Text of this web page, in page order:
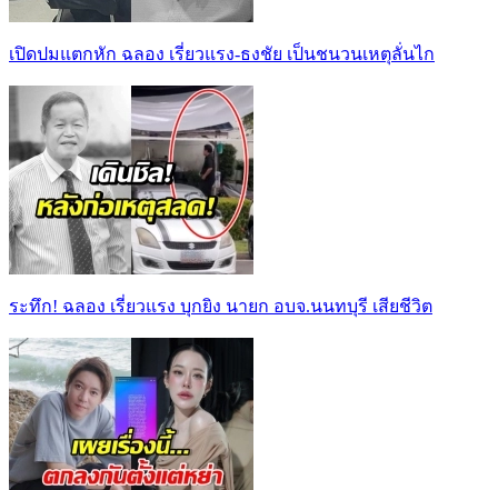
เปิดปมแตกหัก ฉลอง เรี่ยวแรง-ธงชัย เป็นชนวนเหตุลั่นไก
ระทึก! ฉลอง เรี่ยวแรง บุกยิง นายก อบจ.นนทบุรี เสียชีวิต